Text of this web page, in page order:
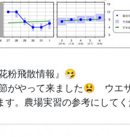
花粉飛散情報』🤧
がやって来ました😫 ウエ
す。農場実習の参考にし